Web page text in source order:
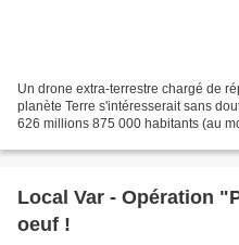
Un drone extra-terrestre chargé de
planète Terre s'intéresserait sans
626 millions 875 000 habitants (au
Local Var - Opération
oeuf !